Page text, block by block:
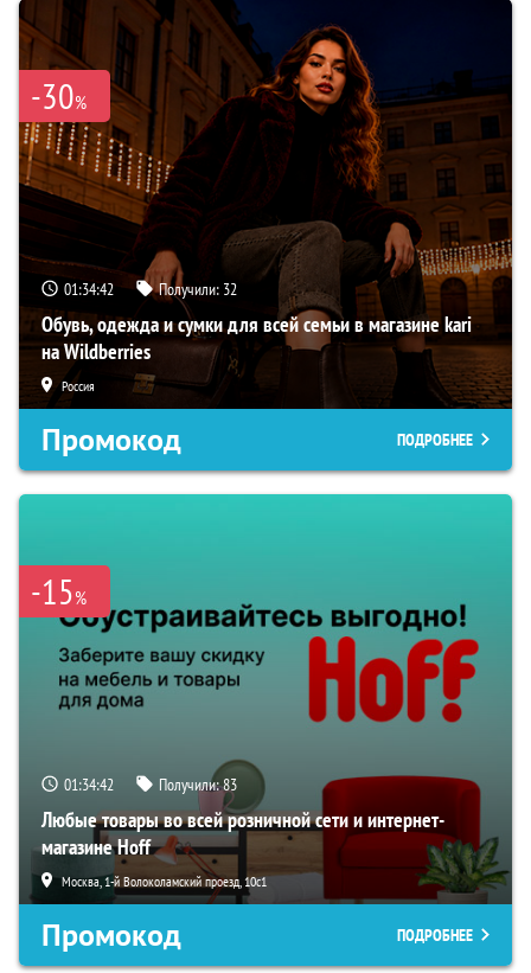
-30%
01:34:40 Получили: 32
Обувь, одежда и сумки для всей семьи в магазине kari
на Wildberries
Россия
Промокод ПОДРОБНЕЕ
-15%
01:34:40 Получили:83
Любые товары во всей розничной сети и интернет-
магазине Hoff
Москва, 1-й Волоколамский проезд, 10с1
Промокод ПОДРОБНЕЕ